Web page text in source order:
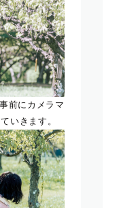
前にカメラマ
いきます。